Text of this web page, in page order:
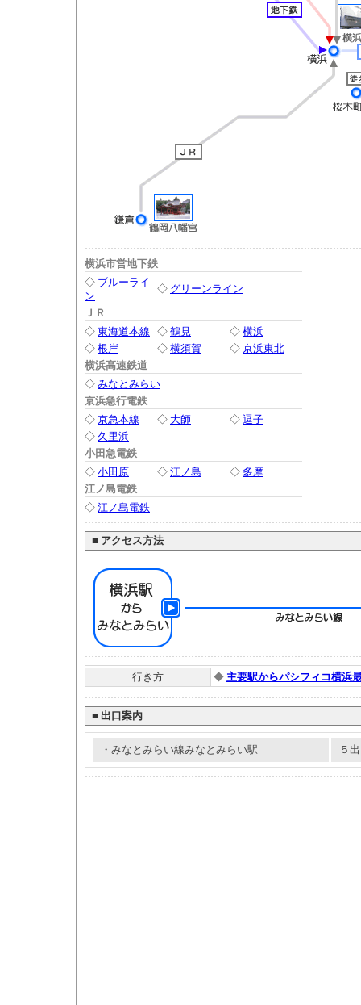
横浜市営地下鉄
◇ ブルーライ
ン
◇ グリーンライン
ＪＲ
◇ 東海道本線 ◇ 鶴見 ◇ 横浜
◇ 根岸 ◇ 横須賀 ◇ 京浜東北
横浜高速鉄道
◇ みなとみらい
京浜急行電鉄
◇ 京急本線 ◇ 大師 ◇ 逗子
◇ 久里浜
小田急電鉄
◇ 小田原 ◇ 江ノ島 ◇ 多摩
江ノ島電鉄
◇ 江ノ島電鉄
■ アクセス方法
行き方 ◆ 主要駅からパシフィコ横浜
■ 出口案内
・みなとみらい線みなとみらい駅 ５